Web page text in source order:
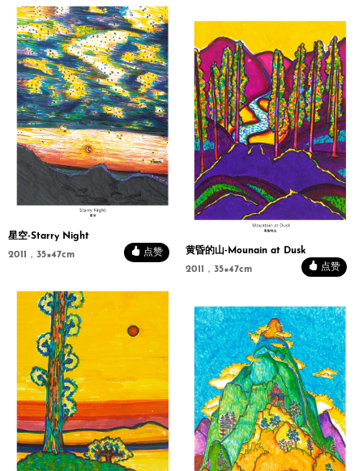
星空-Starry Night
2011，35×47cm
点赞
黄昏的山-Mounain at Dusk
2011，35×47cm
点赞